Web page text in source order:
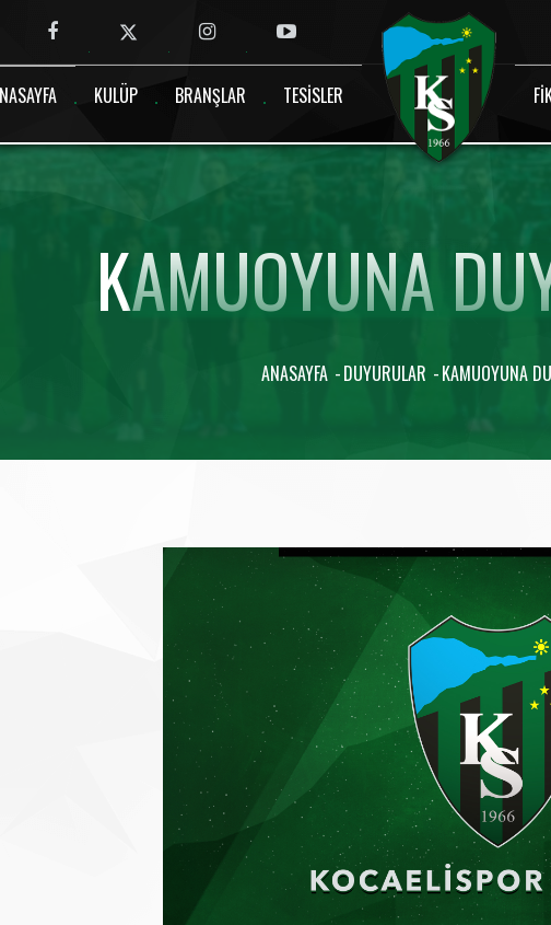
KULÜP BRANŞLAR TESISLER
KAMUOYUNA
ANASAYFA DUYURULAR KAMUOYUNA